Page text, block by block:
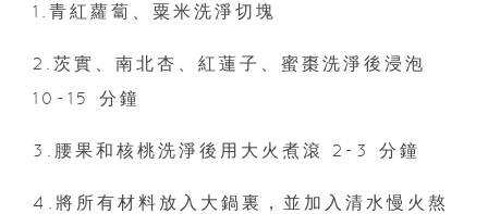
1.青紅蘿蔔、粟米洗淨切塊
2.茨實、南北杏、紅蓮子、蜜棗洗淨後浸泡
10-15 分鐘
3.腰果和核桃洗淨後用大火煮滾 2-3 分鐘
4.將所有材料放入大鍋裏，並加入清水慢火熬